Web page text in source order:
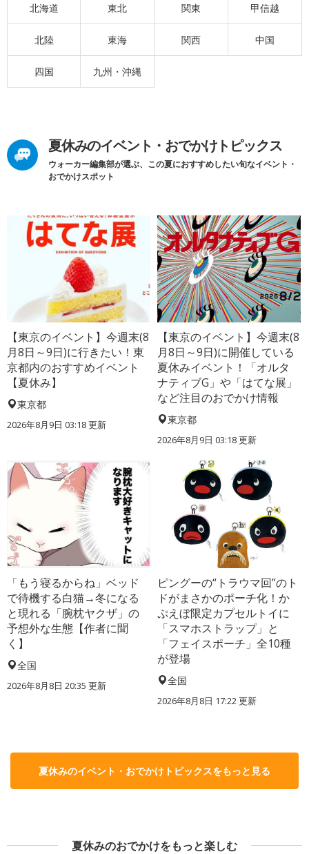
北海道 東北 関東 甲信越
北陸 東海 関西 中国
四国 九州・沖縄
夏休みのイベント・おでかけトピックス
ウォーカー編集部が選ぶ、この夏におすすめしたい旬なイベント・
おでかけスポット
【東京のイベント】今週末(8
月8日～9日)に行きたい！東
京都内のおすすめイベント
【夏休み】
東京都
2026年8月9日 03:18更新
【東京のイベント】今週末(8
月8日～9日)に開催している
夏休みイベント！「オルタ
ナティブG」や「はてな展」
など注目のおでかけ情報
東京都
2026年8月9日 03:18更新
「もう寝るからね」ベッド
で待機する白猫→冬になる
と現れる「腕枕ヤクザ」の
予想外な生態【作者に聞
く】
全国
2026年8月8日 20:35 更新
ピングーの“トラウマ回”のト
ドがまさかのポーチ化！か
ぷえぼ限定カプセルトイに
「スマホストラップ」と
「フェイスポーチ」全10種
が登場
全国
2026年8月8日 17:22更新
夏休みのイベント・おでかけトピックスをもっと見る
夏休みのおでかけをもっと楽しむ